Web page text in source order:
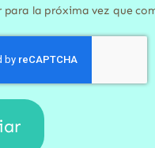
para la próxima vez que